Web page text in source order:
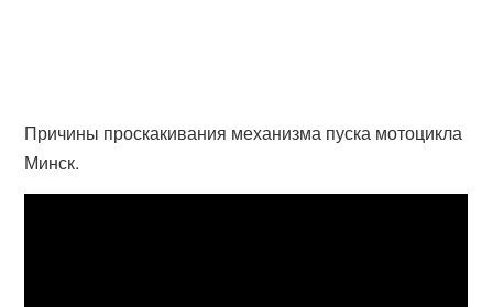
Причины проскакивания механизма пуска мотоцикла
Минск.